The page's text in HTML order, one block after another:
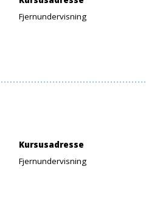
Fjernundervisning
Kursusadresse
Fjernundervisning